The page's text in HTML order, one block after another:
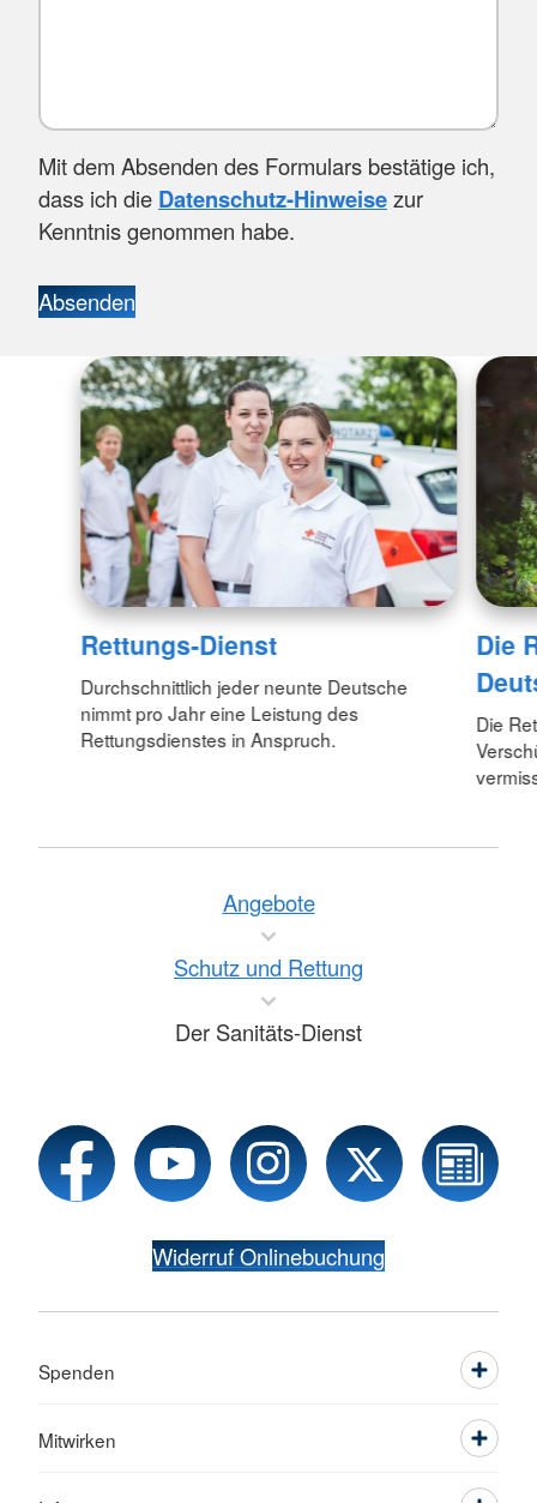
Mit dem Absenden des Formulars bestätige ich,
dass ich die Datenschutz-Hinweisezur
Kenntnis genommen habe.
Absenden
Rettungs-Dienst
Durchschnittlich jeder neunte Deutsche
nimmt pro Jahr eine Leistung des
Rettungsdienstes in Anspruch.
Die
Die
Angebote
Schutz und Rettung
Der Sanitäts-Dienst
Widerruf Onlinebuchung
Spenden
Mitwirken